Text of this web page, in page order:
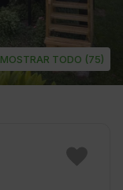
MOSTRAR TODO (75)